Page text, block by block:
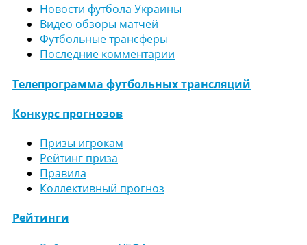
Новости футбола Украины
Видео обзоры матчей
Футбольные трансферы
Последние комментарии
Телепрограмма футбольных трансляций
Конкурс прогнозов
Призы игрокам
Рейтинг приза
Правила
Коллективный прогноз
Рейтинги